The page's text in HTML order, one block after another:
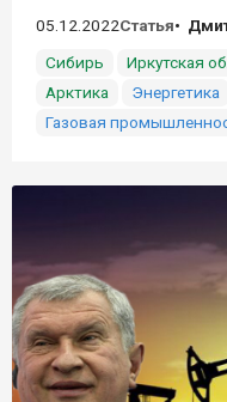
05.12.2022Статья
Сибирь
Иркутская
Арктика
Энергетика
Газовая